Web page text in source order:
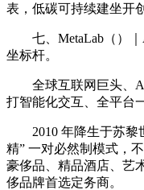
表，低碳可持续建坐开
七、MetaLab（）｜
坐标杆。
全球互联网巨头、AI
打智能化交互、全平台
2010 年降生于苏黎
精” 一对必然制模式，
豪侈品、精品酒店、艺
侈品牌首选定务商。